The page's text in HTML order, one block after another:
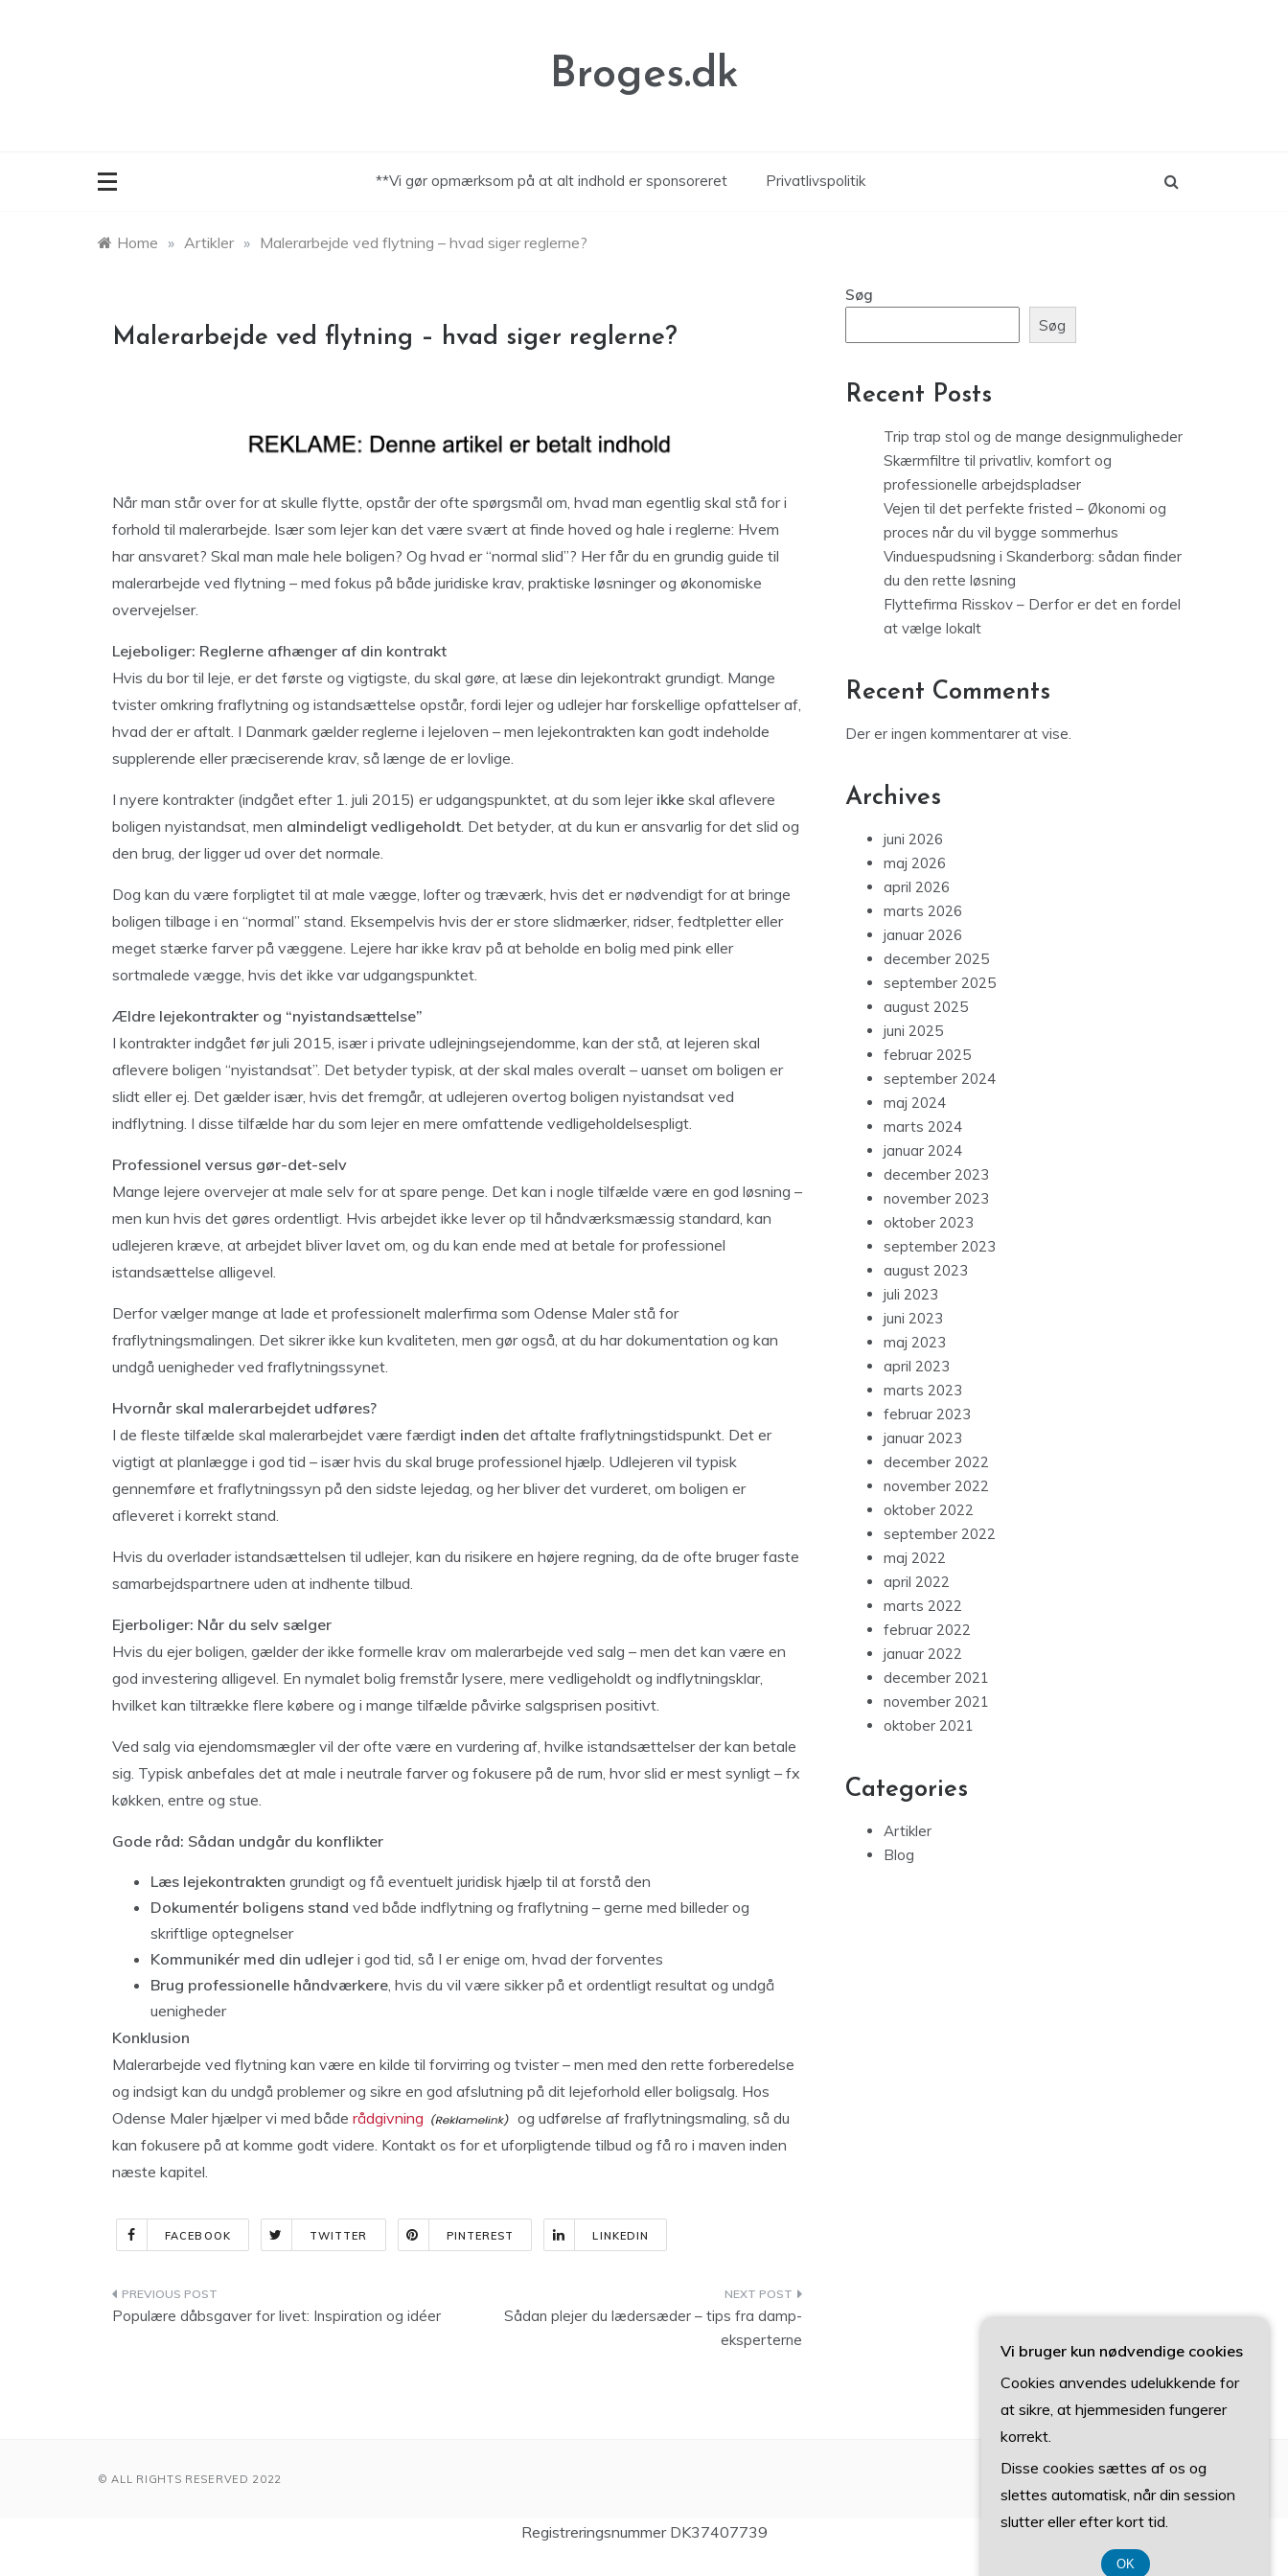
Broges.dk
**Vi gør opmærksom på at alt indhold er sponsoreret Privatlivspolitik
Home » Artikler » Malerarbejde ved flytning – hvad siger reglerne?
Malerarbejde ved flytning – hvad siger reglerne?
Når man står over for at skulle flytte, opstår der ofte spørgsmål om, hvad man egentlig skal stå for i
forhold til malerarbejde. Især som lejer kan det være svært at finde hoved og hale i reglerne: Hvem
har ansvaret? Skal man male hele boligen? Og hvad er “normal slid”? Her får du en grundig guide til
malerarbejde ved flytning – med fokus på både juridiske krav, praktiske løsninger og økonomiske
overvejelser.
Lejeboliger: Reglerne afhænger af din kontrakt
Hvis du bor til leje, er det første og vigtigste, du skal gøre, at læse din lejekontrakt grundigt. Mange
tvister omkring fraflytning og istandsættelse opstår, fordi lejer og udlejer har forskellige opfattelser af,
hvad der er aftalt. I Danmark gælder reglerne i lejeloven – men lejekontrakten kan godt indeholde
supplerende eller præciserende krav, så længe de er lovlige.
I nyere kontrakter (indgået efter 1. juli 2015) er udgangspunktet, at du som lejer ikke skal aflevere
boligen nyistandsat, men almindeligt vedligeholdt. Det betyder, at du kun er ansvarlig for det slid og
den brug, der ligger ud over det normale.
Dog kan du være forpligtet til at male vægge, lofter og træværk, hvis det er nødvendigt for at bringe
boligen tilbage i en “normal” stand. Eksempelvis hvis der er store slidmærker, ridser, fedtpletter eller
meget stærke farver på væggene. Lejere har ikke krav på at beholde en bolig med pink eller
sortmalede vægge, hvis det ikke var udgangspunktet.
Ældre lejekontrakter og “nyistandsættelse”
I kontrakter indgået før juli 2015, især i private udlejningsejendomme, kan der stå, at lejeren skal
aflevere boligen “nyistandsat”. Det betyder typisk, at der skal males overalt – uanset om boligen er
slidt eller ej. Det gælder især, hvis det fremgår, at udlejeren overtog boligen nyistandsat ved
indflytning. I disse tilfælde har du som lejer en mere omfattende vedligeholdelsespligt.
Professionel versus gør-det-selv
Mange lejere overvejer at male selv for at spare penge. Det kan i nogle tilfælde være en god løsning –
men kun hvis det gøres ordentligt. Hvis arbejdet ikke lever op til håndværksmæssig standard, kan
udlejeren kræve, at arbejdet bliver lavet om, og du kan ende med at betale for professionel
istandsættelse alligevel.
Derfor vælger mange at lade et professionelt malerfirma som Odense Maler stå for
fraflytningsmalingen. Det sikrer ikke kun kvaliteten, men gør også, at du har dokumentation og kan
undgå uenigheder ved fraflytningssynet.
Hvornår skal malerarbejdet udføres?
I de fleste tilfælde skal malerarbejdet være færdigt inden det aftalte fraflytningstidspunkt. Det er
vigtigt at planlægge i god tid – især hvis du skal bruge professionel hjælp. Udlejeren vil typisk
gennemføre et fraflytningssyn på den sidste lejedag, og her bliver det vurderet, om boligen er
afleveret i korrekt stand.
Hvis du overlader istandsættelsen til udlejer, kan du risikere en højere regning, da de ofte bruger faste
samarbejdspartnere uden at indhente tilbud.
Ejerboliger: Når du selv sælger
Hvis du ejer boligen, gælder der ikke formelle krav om malerarbejde ved salg – men det kan være en
god investering alligevel. En nymalet bolig fremstår lysere, mere vedligeholdt og indflytningsklar,
hvilket kan tiltrække flere købere og i mange tilfælde påvirke salgsprisen positivt.
Ved salg via ejendomsmægler vil der ofte være en vurdering af, hvilke istandsættelser der kan betale
sig. Typisk anbefales det at male i neutrale farver og fokusere på de rum, hvor slid er mest synligt – fx
køkken, entre og stue.
Gode råd: Sådan undgår du konflikter
Læs lejekontrakten grundigt og få eventuelt juridisk hjælp til at forstå den
Dokumentér boligens stand ved både indflytning og fraflytning – gerne med billeder og
skriftlige optegnelser
Kommunikér med din udlejer i god tid, så I er enige om, hvad der forventes
Brug professionelle håndværkere, hvis du vil være sikker på et ordentligt resultat og undgå
uenigheder
Konklusion
Malerarbejde ved flytning kan være en kilde til forvirring og tvister – men med den rette forberedelse
og indsigt kan du undgå problemer og sikre en god afslutning på dit lejeforhold eller boligsalg. Hos
Odense Maler hjælper vi med både rådgivning
og udførelse af fraflytningsmaling, så du
kan fokusere på at komme godt videre. Kontakt os for et uforpligtende tilbud og få ro i maven inden
næste kapitel.
FACEBOOK TWITTER PINTEREST LINKEDIN
Indlægsnavigation
Populære dåbsgaver for livet: Inspiration og idéer
Sådan plejer du lædersæder – tips fra damp-
eksperterne
Søg
Søg
Recent Posts
Trip trap stol og de mange designmuligheder
Skærmfiltre til privatliv, komfort og
professionelle arbejdspladser
Vejen til det perfekte fristed – Økonomi og
proces når du vil bygge sommerhus
Vinduespudsning i Skanderborg: sådan finder
du den rette løsning
Flyttefirma Risskov – Derfor er det en fordel
at vælge lokalt
Recent Comments
Der er ingen kommentarer at vise.
Archives
juni 2026
maj 2026
april 2026
marts 2026
januar 2026
december 2025
september 2025
august 2025
juni 2025
februar 2025
september 2024
maj 2024
marts 2024
januar 2024
december 2023
november 2023
oktober 2023
september 2023
august 2023
juli 2023
juni 2023
maj 2023
april 2023
marts 2023
februar 2023
januar 2023
december 2022
november 2022
oktober 2022
september 2022
maj 2022
april 2022
marts 2022
februar 2022
januar 2022
december 2021
november 2021
oktober 2021
Categories
Artikler
Blog
© ALL RIGHTS RESERVED 2022
Registreringsnummer DK37407739
Vi bruger kun nødvendige cookies
Cookies anvendes udelukkende for
at sikre, at hjemmesiden fungerer
korrekt.
Disse cookies sættes af os og
slettes automatisk, når din session
slutter eller efter kort tid.
OK